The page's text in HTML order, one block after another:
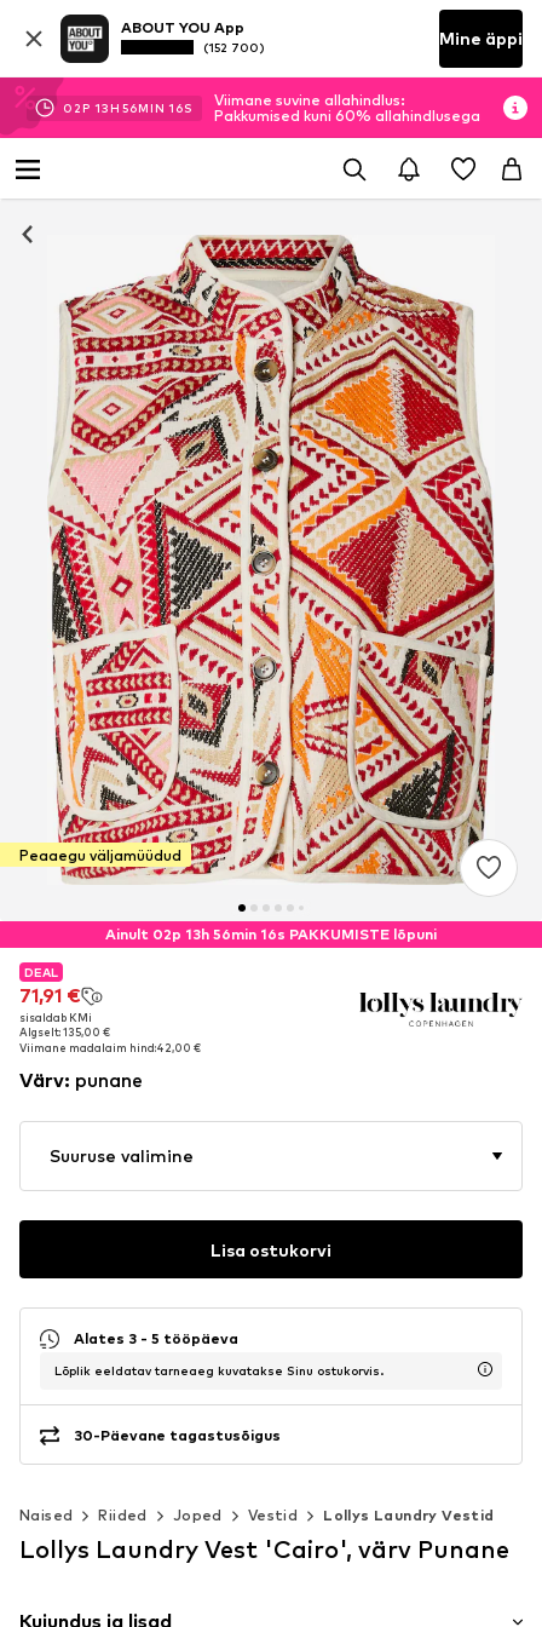
ABOUT YOU App
(152 700) Mine äppi
02P 13H 56MIN 15S
Viimane suvine allahindlus:
Pakkumised kuni 60% allahindlusega
Peaaegu väljamüüdud
Ainult 02p 13h 56min 15s PAKKUMISTE lõpuni
DEAL
71,91 €
sisaldab KMi
Algselt: 135,00 €
Viimane madalaim hind:42,00 €
DEAL
71,91 €
sisaldab KMi
Algselt: 135,00 €
Viimane madalaim hind:42,00 €
Värv: punane
Suuruse valimine
Lisa ostukorvi
Alates 3 - 5 tööpäeva
Lõplik eeldatav tarneaeg kuvatakse Sinu ostukorvis.
30-Päevane tagastusõigus
Naised Riided Joped Vestid Lollys Laundry Vestid
Lollys Laundry Vest 'Cairo', värv Punane
Kujundus ja lisad